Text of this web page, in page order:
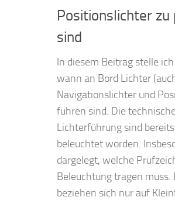
Positionslichter zu
sind
In diesem Beitrag stelle
wann an Bord Lichter
Navigationslichter und
führen sind. Die
Lichterführung sind
beleuchtet worden.
dargelegt, welche
Beleuchtung tragen muss.
beziehen sich nur auf